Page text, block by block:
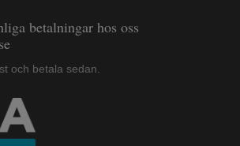
betalningar hos oss
och betala sedan.